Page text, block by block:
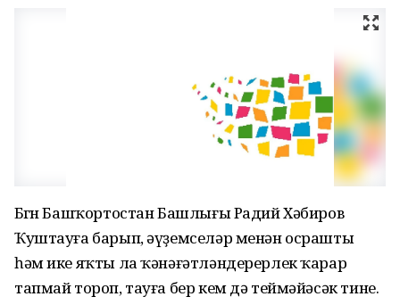
Бөгөн Башҡортостан Башлығы Радий Хәбиров
Ҡуштауға барып, әүҙемселәр менән осрашты
һәм ике яҡты ла ҡәнәғәтләндерерлек ҡарар
тапмай тороп, тауға бер кем дә теймәйәсәк тине.